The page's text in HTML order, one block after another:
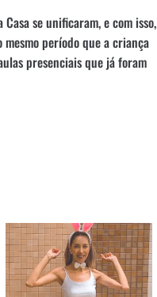
se unificaram, e com isso,
período que a criança
presenciais que já foram